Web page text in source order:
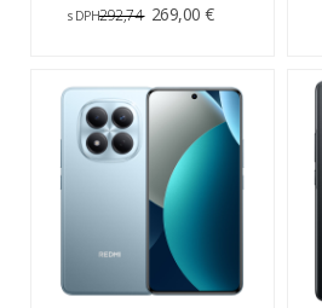
s DPH292,74 269,00 €